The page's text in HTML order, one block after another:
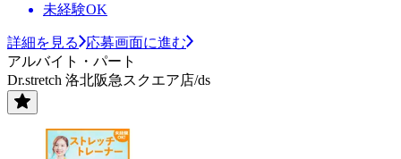
未経験OK
詳細を見る
応募画面に進む
アルバイト・パート
Dr.stretch 洛北阪急スクエア店/ds